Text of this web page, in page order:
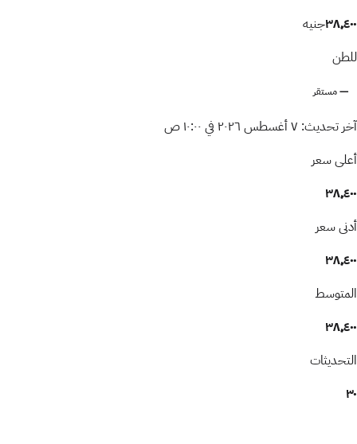
٣٨٬٤٠٠جنيه
للطن
— مستقر
آخر تحديث: ٧ أغسطس ٢٠٢٦ في ١٠:٠٠ ص
أعلى سعر
٣٨٬٤٠٠
أدنى سعر
٣٨٬٤٠٠
المتوسط
٣٨٬٤٠٠
التحديثات
٣٠